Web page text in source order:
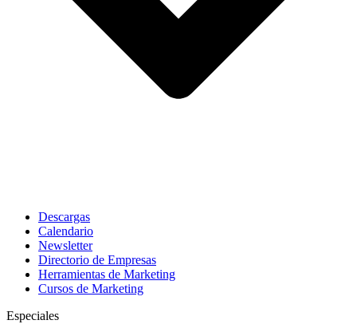
Descargas
Calendario
Newsletter
Directorio de Empresas
Herramientas de Marketing
Cursos de Marketing
Especiales